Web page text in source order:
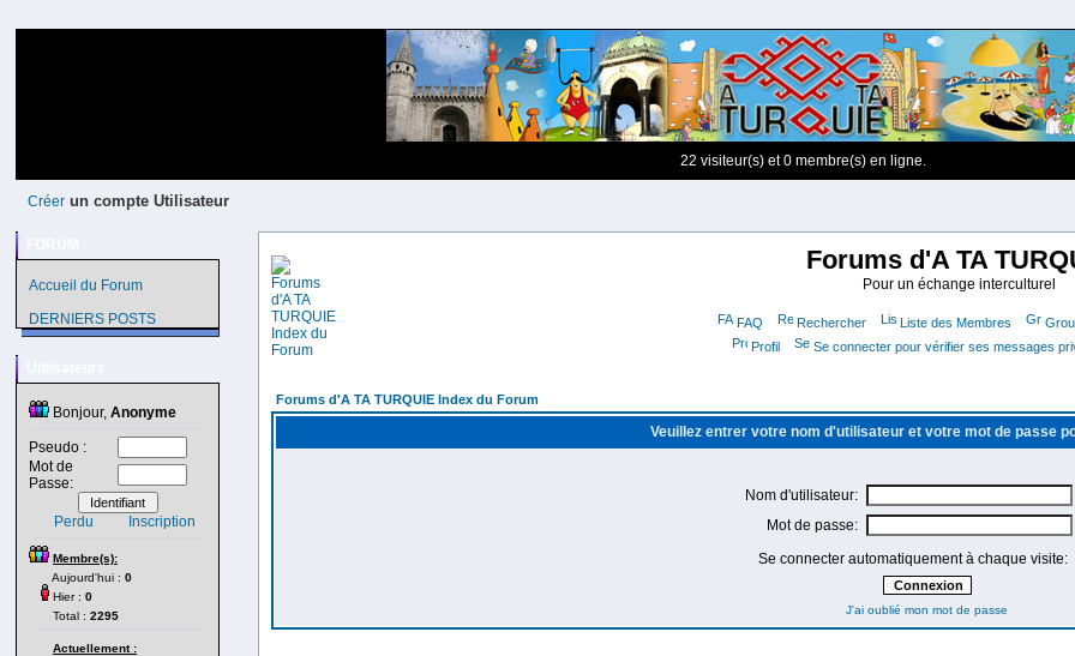
22 visiteur(s) et 0 membre(s) en ligne.
Créer un compte Utilisateur
Accueil du Forum
DERNIERS POSTS
Bonjour, Anonyme
Pseudo :
Mot de
Passe:
Perdu Inscription
Membre(s):
Aujourd'hui : 0
Hier : 0
Total : 2295
Actuellement :
Forums d'A TA
Pour un échange interculturel
FAQ Rechercher Liste des Membres
Profil
Se connecter pour vérifier ses messages
Forums d'A TA TURQUIE Index du Forum
Veuillez entrer votre nom d'utilisateur et votre mot de passe
Nom d'utilisateur:
Mot de passe:
Se connecter automatiquement à chaque visite:
J'ai oublié mon mot de passe